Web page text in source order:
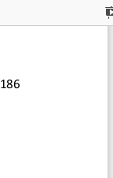
186